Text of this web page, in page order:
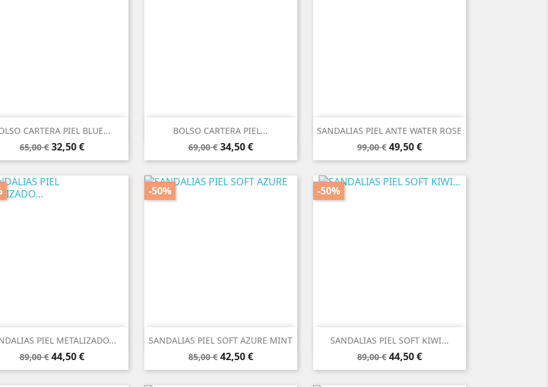
CARTERA PIEL BLUE...
Precio
base
65,00 € Precio
32,50 €
 Vista rápida BOLSO CARTERA PIEL...
Precio
base
69,00 € Precio
34,50 €
 Vista rápida SANDALIAS PIEL ANTE WATER ROSE
Precio
base
99,00 € Precio
49,50 €
 Vista rápida
PIEL METALIZADO...
Precio
base
89,00 € Precio
44,50 €
 Vista rápida SANDALIAS PIEL SOFT AZURE MINT
Precio
base
85,00 € Precio
42,50 €
-50%
 Vista rápida SANDALIAS PIEL SOFT KIWI...
Precio
base
89,00 € Precio
44,50 €
-50%
 Vista rápida